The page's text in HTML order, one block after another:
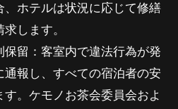
、ホテルは状況に応じて修繕
します。
留：客室内で違法行為が発
報し、すべての宿泊者の安
。ケモノお茶会委員会およ